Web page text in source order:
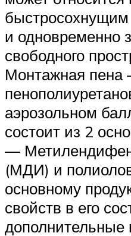
быстросохнущим
и одновременно
свободного
Монтажная
аэрозольном
состоит из 2
—
(МДИ) и
основному
свойств в его
дополнительные